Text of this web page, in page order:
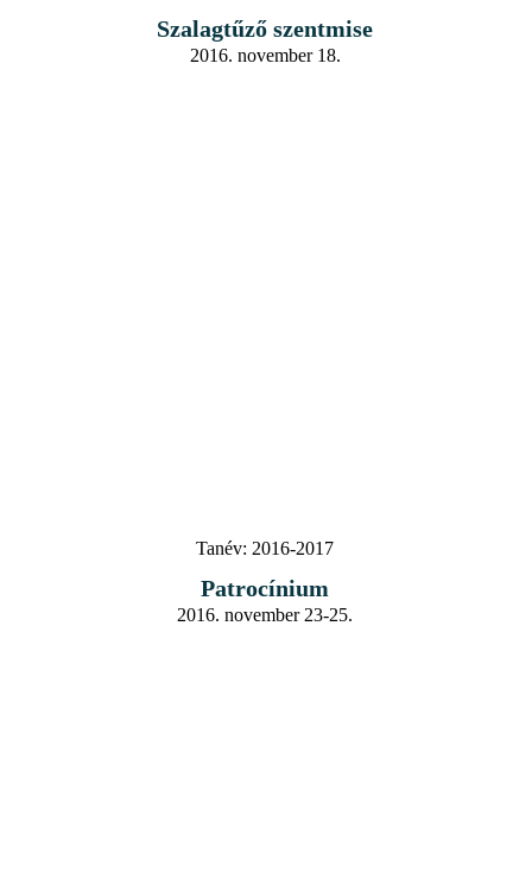
Szalagtűző szentmise
2016. november 18.
Tanév: 2016-2017
Patrocínium
2016. november 23-25.